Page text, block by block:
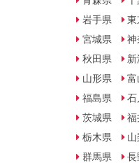
岩手県
宮城県
秋田県
山形県
福島県
茨城県
栃木県
群馬県
東
神
新
富
石
福
山
長